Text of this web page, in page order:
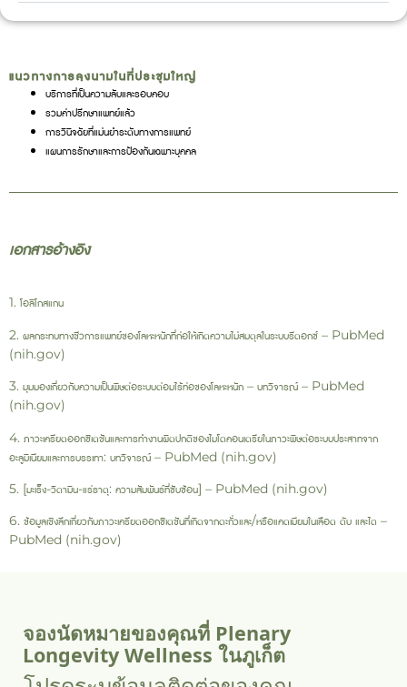
แนวทางการลงนามในที่ประชุมใหญ่
บริการที่เป็นความลับและรอบคอบ
รวมค่าปรึกษาแพทย์แล้ว
การวินิจฉัยที่แม่นยำระดับทางการแพทย์
แผนการรักษาและการป้องกันเฉพาะบุคคล
เอกสารอ้างอิง
1. โอลิโกสแกน
2. ผลกระทบทางชีวการแพทย์ของโลหะหนักที่ก่อให้เกิดความไม่สมดุลในระบบรีดอกซ์ – PubMed
(nih.gov)
3. มุมมองเกี่ยวกับความเป็นพิษต่อระบบต่อมไร้ท่อของโลหะหนัก – บทวิจารณ์ – PubMed
(nih.gov)
4. ภาวะเครียดออกซิเดชันและการทำงานผิดปกติของไมโตคอนเดรียในภาวะพิษต่อระบบประสาทจาก
อะลูมิเนียมและการบรรเทา: บทวิจารณ์ – PubMed (nih.gov)
5. [มะเร็ง-วิตามิน-แร่ธาตุ: ความสัมพันธ์ที่ซับซ้อน] – PubMed (nih.gov)
6. ข้อมูลเชิงลึกเกี่ยวกับภาวะเครียดออกซิเดชันที่เกิดจากตะกั่วและ/หรือแคดเมียมในเลือด ตับ และไต –
PubMed (nih.gov)
จองนัดหมายของคุณที่ Plenary
Longevity Wellness ในภูเก็ต